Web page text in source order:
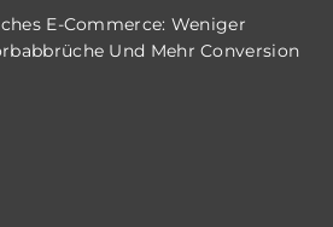
E-Commerce: Weniger
Und Mehr Conversion